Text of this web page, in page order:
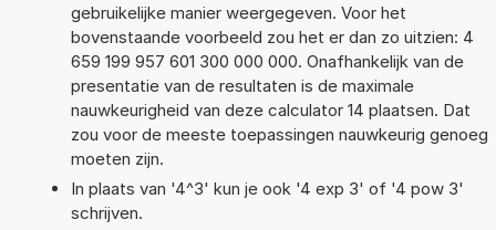
gebruikelijke manier weergegeven. Voor het
bovenstaande voorbeeld zou het er dan zo uitzien: 4
659 199 957 601 300 000 000. Onafhankelijk van de
presentatie van de resultaten is de maximale
nauwkeurigheid van deze calculator 14 plaatsen. Dat
zou voor de meeste toepassingen nauwkeurig genoeg
moeten zijn.
In plaats van '4^3' kun je ook '4 exp 3' of '4 pow 3'
schrijven.